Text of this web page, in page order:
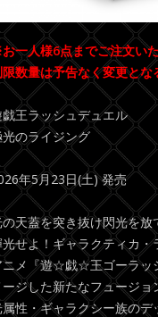
一人様6点までご注文い
数量は予告なく変更とな
王ラッシュデュエル
のライジング
年5月23日(土) 発売
天蓋を突き抜け閃光を放
せよ！ギャラクティカ
ニメ『遊☆戯☆王ゴーラッ
ジした新たなフュージ
性・ギャラクシー族のデ